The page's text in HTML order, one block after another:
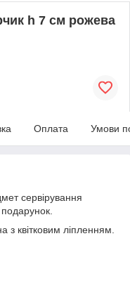
h 7 см рожева
Оплата Умови
сервірування
квітковим ліпленням.